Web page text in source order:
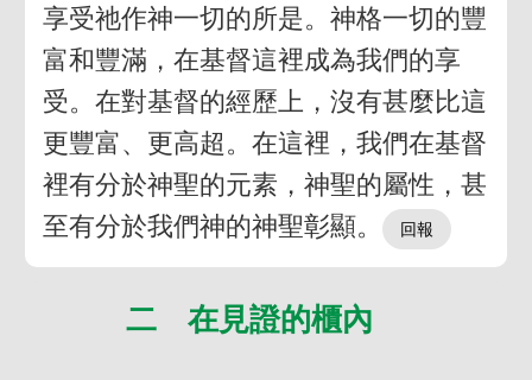
享受祂作神一切的所是。神格一切的豐
富和豐滿，在基督這裡成為我們的享
受。在對基督的經歷上，沒有甚麼比這
更豐富、更高超。在這裡，我們在基督
裡有分於神聖的元素，神聖的屬性，甚
至有分於我們神的神聖彰顯。
二 在見證的櫃內